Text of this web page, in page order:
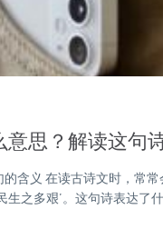
思？解读这句
含义 在读古诗文时，常
之多艰’。这句诗表达了